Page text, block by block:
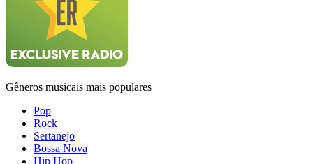
Gêneros musicais mais populares
Pop
Rock
Sertanejo
Bossa Nova
Hip Hop